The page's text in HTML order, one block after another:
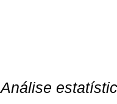
Análise